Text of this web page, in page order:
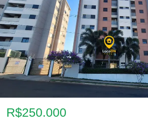
R$250.000